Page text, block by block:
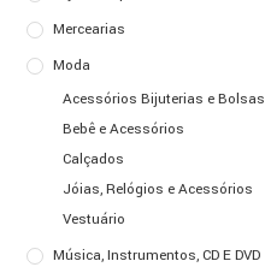
Mercearias
Moda
Acessórios Bijuterias e Bolsas
Bebê e Acessórios
Calçados
Jóias, Relógios e Acessórios
Vestuário
Música, Instrumentos, CD E DVD